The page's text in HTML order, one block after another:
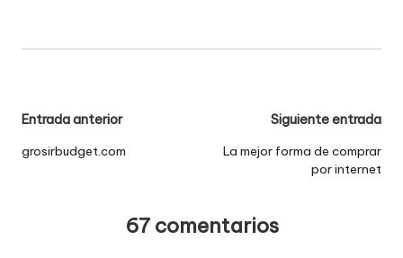
Navegación
de
Entrada anterior
grosirbudget.com
Siguiente entrada
La mejor forma de comprar
por internet
67 comentarios